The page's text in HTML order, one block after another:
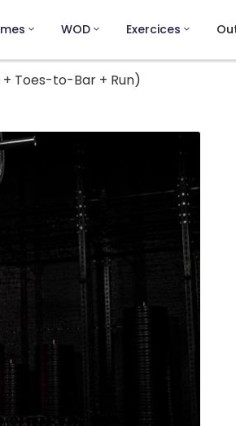
WOD Exercices
Toes-to-Bar + Run)